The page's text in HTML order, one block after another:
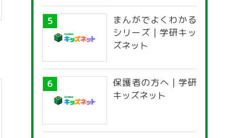
まんがでよくわかる
シリーズ | 学研キッ
ズネット
保護者の方へ | 学研
キッズネット